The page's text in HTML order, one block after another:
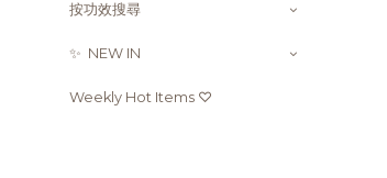
按功效搜尋
✨ ㅤ ㅤNEW IN
Weekly Hot Items ♡